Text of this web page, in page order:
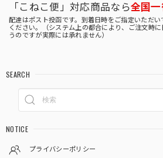
「こねこ便」対応商品なら全国
配達はポスト投函です。到着日時をご指定いただ
ください。（システム上の都合により、ご注文時
うのですが実際には承れません）
SEARCH
NOTICE
プライバシーポリシー